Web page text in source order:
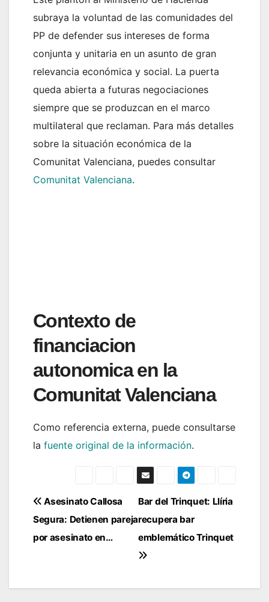
subraya la voluntad de las comunidades del
PP de defender sus intereses de forma
conjunta y unitaria en un asunto de gran
relevancia económica y social. La puerta
queda abierta a futuras negociaciones
siempre que se produzcan en el marco
multilateral que reclaman. Para más detalles
sobre la situación económica de la
Comunitat Valenciana, puedes consultar
Comunitat Valenciana.
Contexto de
financiacion
autonomica en la
Comunitat Valenciana
Como referencia externa, puede consultarse
la fuente original de la información.
Navegación
de
Bar del Trinquet: Llíria
recupera bar
emblemático Trinquet
Asesinato Callosa
Segura: Detienen pareja
por asesinato en…